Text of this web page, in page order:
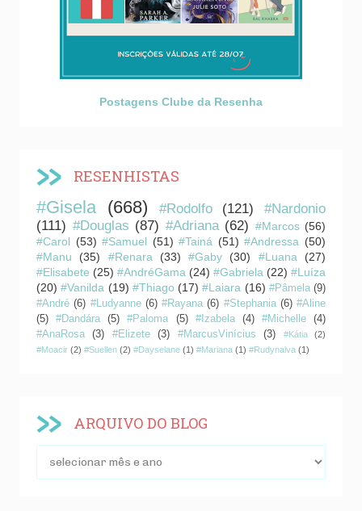
Postagens Clube da Resenha
RESENHISTAS
#Gisela (668) #Rodolfo (121)
#Nardonio
(111) #Douglas (87) #Adriana (62) #Marcos (56)
#Carol (53) #Samuel (51) #Tainá (51) #Andressa (50)
#Manu
(35) #Renara (33) #Gaby (30) #Luana
(27)
#Elisabete (25) #AndréGama (24) #Gabriela (22) #Luíza
(20) #Vanilda (19) #Thiago (17) #Laiara (16) #Pâmela (9)
#André (6) #Ludyanne (6) #Rayana (6) #Stephania (6) #Aline
(5)
#Dandára (5) #Paloma (5) #Izabela (4) #Michelle
(4)
#AnaRosa
(3) #Elizete (3) #MarcusVinícius (3) #Kátia
(2)
#Moacir (2) #Suellen (2) #Dayselane (1) #Mariana (1) #Rudynalva (1)
ARQUIVO DO BLOG